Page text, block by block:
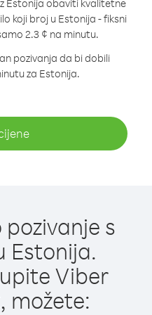
Estonija obaviti kvalitetne
koji broj u Estonija - fiksni
2.3 ¢ na minutu.
pozivanja da bi dobili
za Estonija.
s
Estonija.
Viber
možete: